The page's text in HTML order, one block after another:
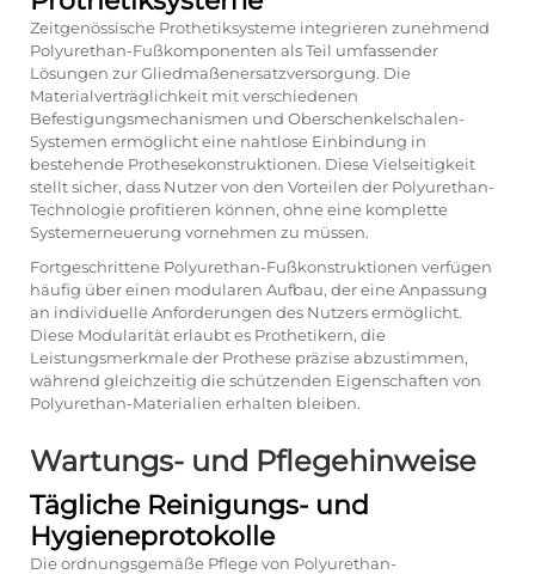
Zeitgenössische Prothetiksysteme integrieren zunehmend
Polyurethan-Fußkomponenten als Teil umfassender
Lösungen zur Gliedmaßenersatzversorgung. Die
Materialverträglichkeit mit verschiedenen
Befestigungsmechanismen und Oberschenkelschalen-
Systemen ermöglicht eine nahtlose Einbindung in
bestehende Prothesekonstruktionen. Diese Vielseitigkeit
stellt sicher, dass Nutzer von den Vorteilen der Polyurethan-
Technologie profitieren können, ohne eine komplette
Systemerneuerung vornehmen zu müssen.
Fortgeschrittene Polyurethan-Fußkonstruktionen verfügen
häufig über einen modularen Aufbau, der eine Anpassung
an individuelle Anforderungen des Nutzers ermöglicht.
Diese Modularität erlaubt es Prothetikern, die
Leistungsmerkmale der Prothese präzise abzustimmen,
während gleichzeitig die schützenden Eigenschaften von
Polyurethan-Materialien erhalten bleiben.
Wartungs- und Pflegehinweise
Tägliche Reinigungs- und
Hygieneprotokolle
Die ordnungsgemäße Pflege von Polyurethan-